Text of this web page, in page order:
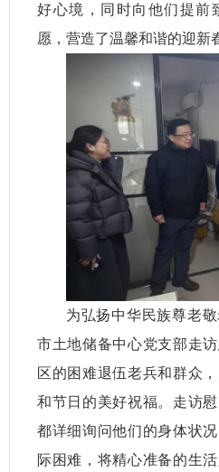
好心境，同时向他们提前
愿，营造了温馨和谐的迎新
为弘扬中华民族尊老
市土地储备中心党支部走
区的困难退伍老兵和群众
和节日的美好祝福。走访
都详细询问他们的身体状
际困难，将精心准备的生